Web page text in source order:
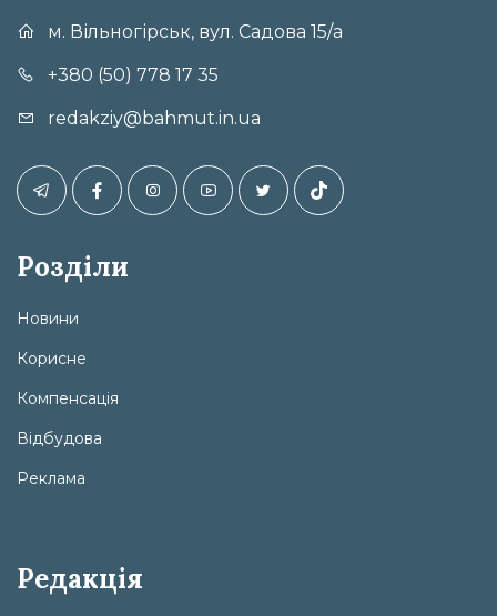
м. Вільногірськ, вул. Садова 15/а
+380 (50) 778 17 35
redakziy@bahmut.in.ua
Розділи
Новини
Корисне
Компенсація
Відбудова
Реклама
Редакція